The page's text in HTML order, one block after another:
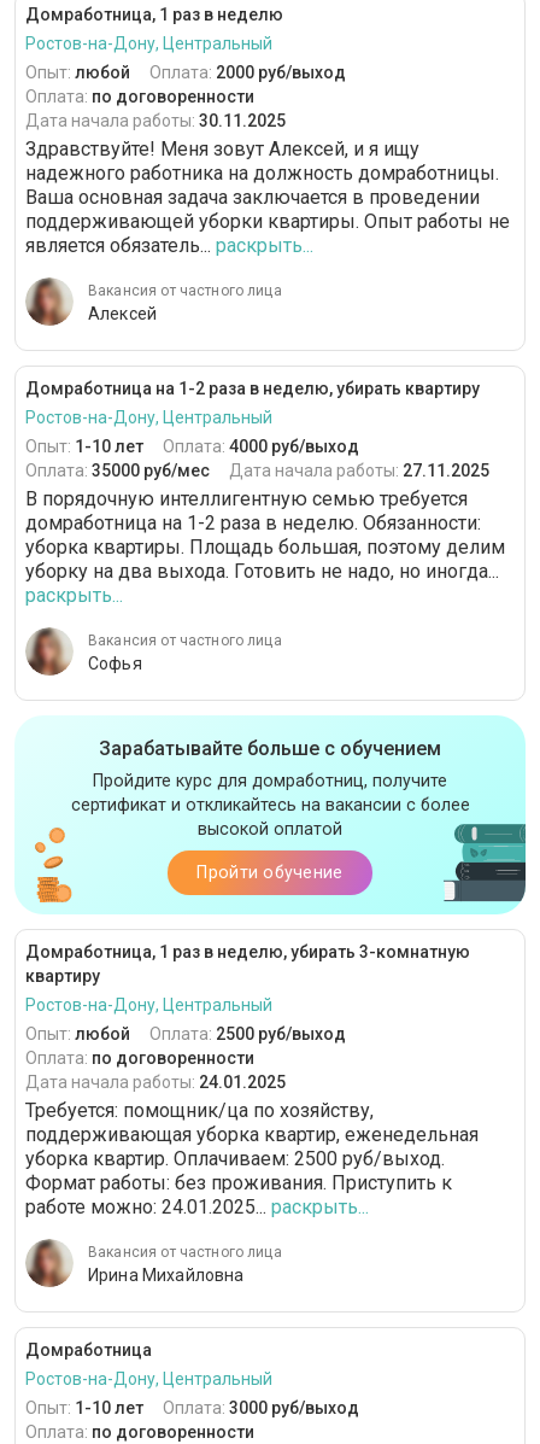
Домработница, 1 раз в неделю
Ростов-на-Дону, Центральный
Опыт: любой Оплата: 2000 руб/выход
Оплата: по договоренности
Дата начала работы: 30.11.2025
Здравствуйте! Меня зовут Алексей, и я ищу
надежного работника на должность домработницы.
Ваша основная задача заключается в проведении
поддерживающей уборки квартиры. Опыт работы не
является обязатель... раскрыть...
Вакансия от частного лица
Алексей
Домработница на 1-2 раза в неделю, убирать квартиру
Ростов-на-Дону, Центральный
Опыт: 1-10 лет Оплата: 4000 руб/выход
Оплата: 35000 руб/мес Дата начала работы: 27.11.2025
В порядочную интеллигентную семью требуется
домработница на 1-2 раза в неделю. Обязанности:
уборка квартиры. Площадь большая, поэтому делим
уборку на два выхода. Готовить не надо, но иногда...
раскрыть...
Вакансия от частного лица
Софья
Зарабатывайте больше с обучением
Пройдите курс для домработниц, получите
сертификат и откликайтесь на вакансии с более
высокой оплатой
Пройти обучение
Домработница, 1 раз в неделю, убирать 3-комнатную
квартиру
Ростов-на-Дону, Центральный
Опыт: любой Оплата: 2500 руб/выход
Оплата: по договоренности
Дата начала работы: 24.01.2025
Требуется: помощник/ца по хозяйству,
поддерживающая уборка квартир, еженедельная
уборка квартир. Оплачиваем: 2500 руб/выход.
Формат работы: без проживания. Приступить к
работе можно: 24.01.2025... раскрыть...
Вакансия от частного лица
Ирина Михайловна
Домработница
Ростов-на-Дону, Центральный
Опыт: 1-10 лет Оплата: 3000 руб/выход
Оплата: по договоренности